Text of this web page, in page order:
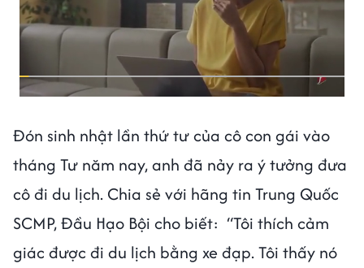
Đón sinh nhật lần thứ tư của cô con gái vào
tháng Tư năm nay, anh đã nảy ra ý tưởng đưa
cô đi du lịch. Chia sẻ với hãng tin Trung Quốc
SCMP, Đầu Hạo Bội cho biết: “Tôi thích cảm
giác được đi du lịch bằng xe đạp. Tôi thấy nó